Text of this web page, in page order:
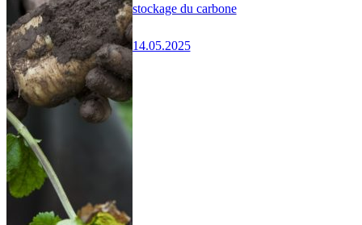
stockage du carbone
14.05.2025